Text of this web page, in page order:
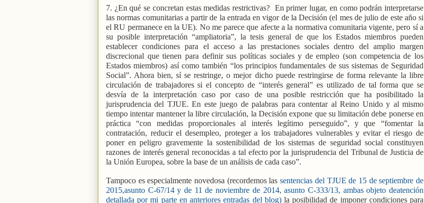
7. ¿En qué se concretan estas medidas restrictivas? En primer lugar, en como podrán interpretarse
las normas comunitarias a partir de la entrada en vigor de la Decisión (el mes de julio de este año si
el RU permanece en la UE). No me parece que afecte a la normativa comunitaria vigente, pero sí a
su posible interpretación “ampliatoria”, la tesis general de que los Estados miembros pueden
establecer condiciones para el acceso a las prestaciones sociales dentro del amplio margen
discrecional que tienen para definir sus políticas sociales y de empleo (son competencia de los
Estados miembros) así como también “los principios fundamentales de sus sistemas de Seguridad
Social”. Ahora bien, sí se restringe, o mejor dicho puede restringirse de forma relevante la libre
circulación de trabajadores si el concepto de “interés general” es utilizado de tal forma que se
desvía de la interpretación caso por caso de una posible restricción que ha posibilitado la
jurisprudencia del TJUE. En este juego de palabras para contentar al Reino Unido y al mismo
tiempo intentar mantener la libre circulación, la Decisión expone que su limitación debe ponerse en
práctica “con medidas proporcionales al interés legítimo perseguido”, y que “fomentar la
contratación, reducir el desempleo, proteger a los trabajadores vulnerables y evitar el riesgo de
poner en peligro gravemente la sostenibilidad de los sistemas de seguridad social constituyen
razones de interés general reconocidas a tal efecto por la jurisprudencia del Tribunal de Justicia de
la Unión Europea, sobre la base de un análisis de cada caso”.
Tampoco es especialmente novedosa (recordemos lassentencias del TJUE de 15 de septiembre de
2015,asunto C-67/14 y de 11 de noviembre de 2014, asunto C-333/13, ambas objeto deatención
detallada por mi parte en anteriores entradas del blog)la posibilidad de imponer condiciones para